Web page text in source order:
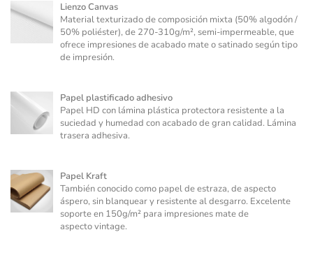
Lienzo Canvas
Material texturizado de composición mixta (50% algodón /
50% poliéster), de 270-310g/m², semi-impermeable, que
ofrece impresiones de acabado mate o satinado según tipo
de impresión.
Papel plastificado adhesivo
Papel HD con lámina plástica protectora resistente a la
suciedad y humedad con acabado de gran calidad. Lámina
trasera adhesiva.
Papel Kraft
También conocido como papel de estraza, de aspecto
áspero, sin blanquear y resistente al desgarro. Excelente
soporte en 150g/m² para impresiones mate de
aspecto vintage.